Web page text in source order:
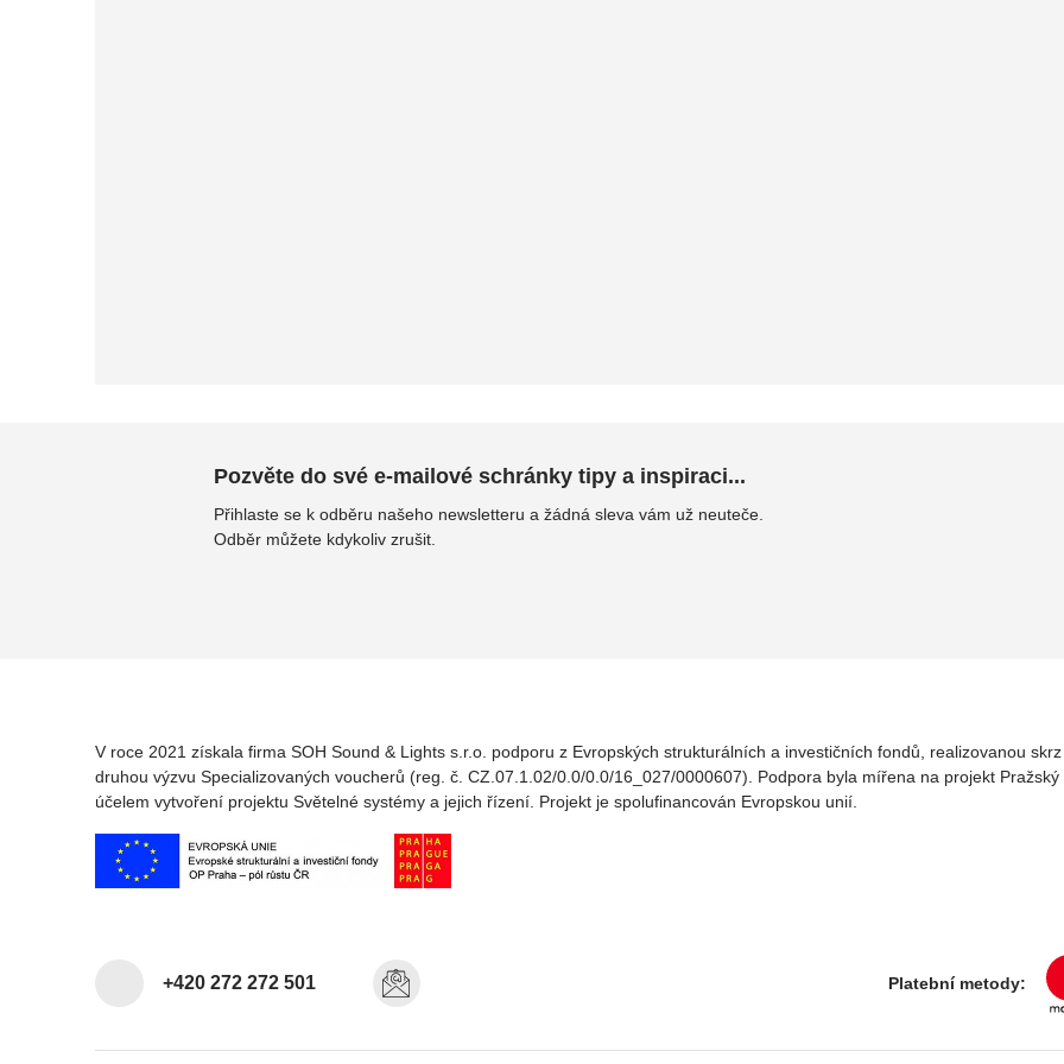
Pozvěte do své e-mailové schránky tipy a inspiraci...
Přihlaste se k odběru našeho newsletteru a žádná sleva vám už neuteče.
Odběr můžete kdykoliv zrušit.
V roce 2021 získala firma SOH Sound & Lights s.r.o. podporu z Evropských strukturálních a investičních fondů, realizovanou
druhou výzvu Specializovaných voucherů (reg. č. CZ.07.1.02/0.0/0.0/16_027/0000607). Podpora byla mířena na projekt
účelem vytvoření projektu Světelné systémy a jejich řízení. Projekt je spolufinancován Evropskou unií.
+420 272 272 501 Platební metody: